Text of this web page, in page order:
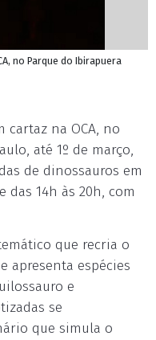
no Parque do Ibirapuera
cartaz na OCA, no
até 1º de março,
de dinossauros em
das 14h às 20h, com
que recria o
apresenta espécies
e
se
que simula o